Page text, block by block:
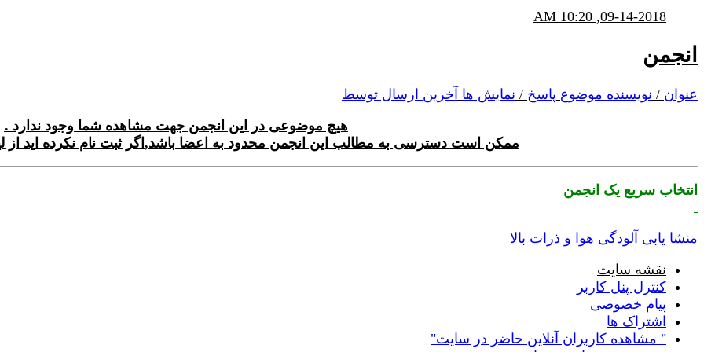
09-14-2018,
10:20 AM
انجمن
عنوان / نویسنده موضوع پاسخ / نمایش ها آخرین ارسال توسط
هیچ موضوعی در این انجمن جهت مشاهده شما وجود ندارد .
ممکن است دسترسی به مطالب این انجمن محدود به اعضا باشد, اگر ثبت نام نکرده اید
انتخاب سریع یک انجمن
منشا یابی آلودگی هوا و ذرات بالا
نقشه سایت
کنترل پنل کاربر
پیام خصوصی
اشتراک ها
" مشاهده کاربران آنلاین حاضر در سایت"